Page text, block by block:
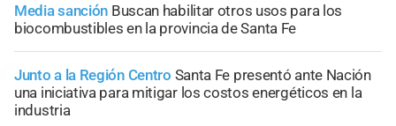
Media sanción Buscan habilitar otros usos para los
biocombustibles en la provincia de Santa Fe
Junto a la Región Centro Santa Fe presentó ante Nación
una iniciativa para mitigar los costos energéticos en la
industria